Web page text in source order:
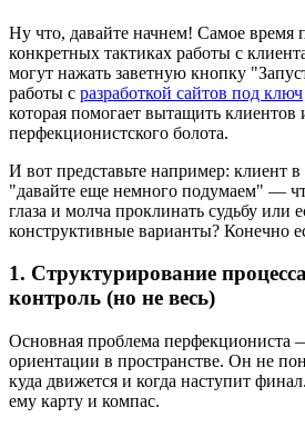
Ну что, давайте начнем! Самое время
конкретных тактиках работы с
могут нажать заветную кнопку
работы с разработкой сайтов под ключ
которая помогает вытащить клиентов
перфекционистского болота.
И вот представьте например: клиент
"давайте еще немного подумаем" —
глаза и молча проклинать судьбу или
конструктивные варианты? Конечно
1. Структурирование
контроль (но не весь)
Основная проблема перфекциониста
ориентации в пространстве. Он не
куда движется и когда наступит
ему карту и компас.